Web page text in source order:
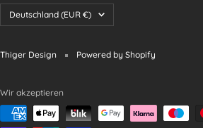
Land/Region
Deutschland (EUR €)
Thiger Design Powered by Shopify
Wir akzeptieren